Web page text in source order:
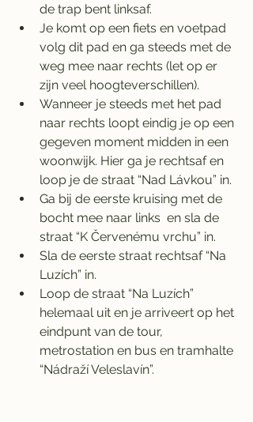
de trap bent linksaf.
Je komt op een fiets en voetpad
volg dit pad en ga steeds met de
weg mee naar rechts (let op er
zijn veel hoogteverschillen).
Wanneer je steeds met het pad
naar rechts loopt eindig je op een
gegeven moment midden in een
woonwijk. Hier ga je rechtsaf en
loop je de straat “Nad Lávkou” in.
Ga bij de eerste kruising met de
bocht mee naar links  en sla de
straat “K Červenému vrchu” in.
Sla de eerste straat rechtsaf “Na
Luzích” in.
Loop de straat “Na Luzích”
helemaal uit en je arriveert op het
eindpunt van de tour,
metrostation en bus en tramhalte
“Nádraží Veleslavín”.